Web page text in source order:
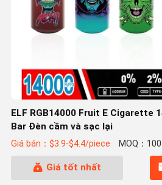
ELF RGB14000 Fruit E Cigarette
Bar Đèn cầm và sạc lại
Giá bán：$3.9-$4.4/piece MOQ：100
Giá tốt nhất